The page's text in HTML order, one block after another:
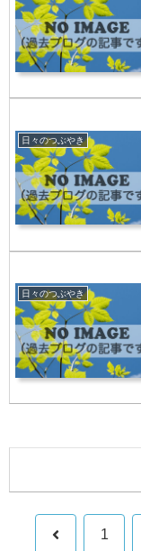
日々のつぶやき
日々のつぶやき
前 1